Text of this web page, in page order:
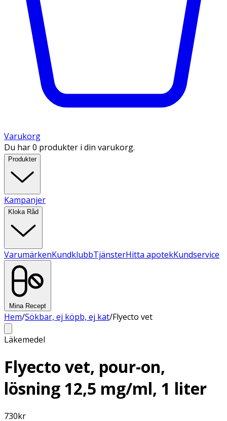
Varukorg
Du har 0 produkter i din varukorg.
Produkter
Kampanjer
Kloka Råd
VarumärkenKundklubbTjänsterHitta apotekKundservice
Mina Recept
Hem/Sökbar, ej köpb, ej kat/Flyecto vet
Läkemedel
Flyecto vet, pour-on,
lösning 12,5 mg/ml, 1 liter
730kr